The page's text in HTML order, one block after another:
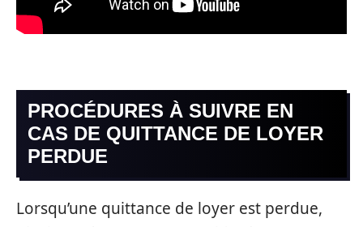
PROCÉDURES À SUIVRE EN
CAS DE QUITTANCE DE LOYER
PERDUE
Lorsqu’une quittance de loyer est perdue,